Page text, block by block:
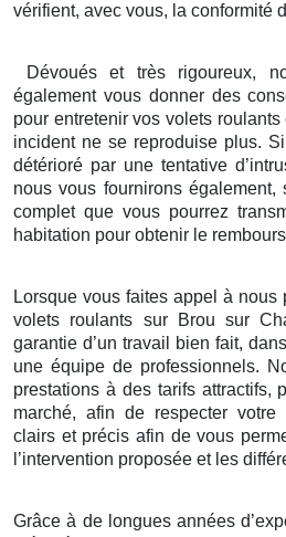
vérifient, avec vous, la conformité
Dévoués et très rigoureux,
également vous donner des
pour entretenir vos volets roulants
incident ne se reproduise plus.
détérioré par une tentative
nous vous fournirons également,
complet que vous pourrez
habitation pour obtenir le
Lorsque vous faites appel à
volets roulants sur Brou sur
garantie d’un travail bien fait,
une équipe de professionnels.
prestations à des tarifs attractifs,
marché, afin de respecter
clairs et précis afin de vous
l’intervention proposée et les
Grâce à de longues années